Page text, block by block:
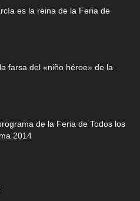
es la reina de la Feria de
farsa del «niño héroe» de la
de la Feria de Todos los
2014